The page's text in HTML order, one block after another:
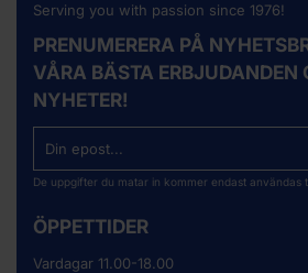
Serving you with passion since 1976!
PRENUMERERA PÅ
VÅRA BÄSTA ERBJUDANDEN
NYHETER!
De uppgifter du matar in kommer endast användas
ÖPPETTIDER
Vardagar 11.00-18.00